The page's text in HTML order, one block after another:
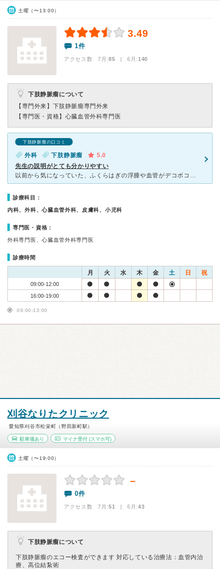
土曜（〜13:00）
3.49
1件
アクセス数 7月:85 | 6月:140
下肢静脈瘤について
【専門外来】 下肢静脈瘤専門外来
【専門医・資格】 心臓血管外科専門医
下肢静脈瘤の口コミ
外科 下肢静脈瘤
5.0
先生の説明がとても分かりやすい
以前から気になっていた、ふくらはぎの浮腫や血管がデコボコしていた部分を、こちらの病院で日帰り手術ができると分かり行きました。下肢静脈瘤との診断で、原因やその治療法を分かりやすくイラストを描きながら先生
診療科目：
内科、外科、心臓血管外科、皮膚科、小児科
専門医・資格：
外科専門医、心臓血管外科専門医
診療時間
月 火 水 木 金 土 日 祝
09:00-12:00
16:00-19:00
09:00-13:00
刈谷なりたクリニック
愛知県刈谷市松栄町（野田新町駅）
駐車場あり マイナ受付(スマホ可)
土曜（〜19:00）
－
0件
アクセス数 7月:51 | 6月:43
下肢静脈瘤について
下肢静脈瘤のエコー検査ができます 対応している治療法：血管内治
療、高位結紮術